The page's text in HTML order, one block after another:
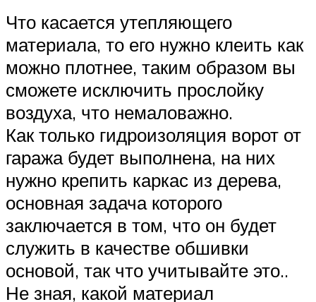
Что касается утепляющего
материала, то его нужно клеить как
можно плотнее, таким образом вы
сможете исключить прослойку
воздуха, что немаловажно.
Как только гидроизоляция ворот от
гаража будет выполнена, на них
нужно крепить каркас из дерева,
основная задача которого
заключается в том, что он будет
служить в качестве обшивки
основой, так что учитывайте это..
Не зная, какой материал